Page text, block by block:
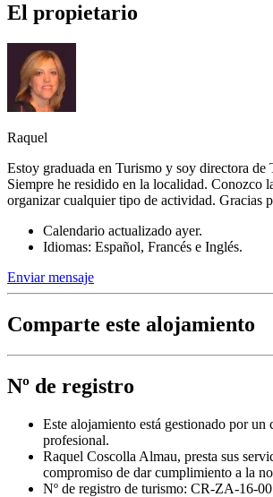
El propietario
Raquel
Estoy graduada en Turismo y soy directora de
Siempre he residido en la localidad. Conozco
organizar cualquier tipo de actividad. Gracias
Calendario actualizado ayer.
Idiomas: Español, Francés e Inglés.
Enviar mensaje
Comparte este alojamiento
Nº de registro
Este alojamiento está gestionado por un
profesional.
Raquel Coscolla Almau, presta sus
compromiso de dar cumplimiento a la
Nº de registro de turismo: CR-ZA-16-